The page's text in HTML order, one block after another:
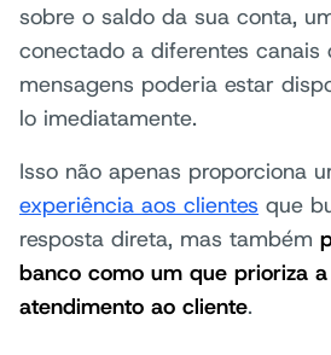
sobre o saldo da sua conta,
conectado a diferentes canais
mensagens poderia estar
lo imediatamente.
Isso não apenas proporciona
experiência aos clientes que
resposta direta, mas também
banco como um que prioriza
atendimento ao cliente.